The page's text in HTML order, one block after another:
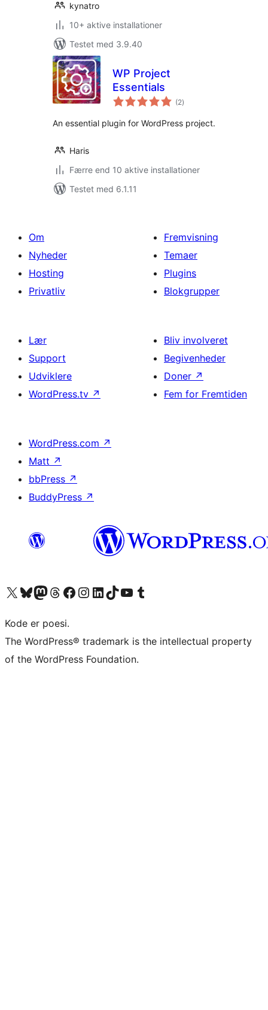
kynatro
10+ aktive installationer
Testet med 3.9.40
WP Project
Essentials
(2totale
bedømmelser
)
An essential plugin for WordPress project.
Haris
Færre end 10 aktive installationer
Testet med 6.1.11
Om
Nyheder
Hosting
Privatliv
Fremvisning
Temaer
Plugins
Blokgrupper
Lær
Support
Udviklere
WordPress.tv ↗
Bliv involveret
Begivenheder
Doner ↗
Fem for Fremtiden
WordPress.com ↗
Matt ↗
bbPress ↗
BuddyPress ↗
Besøg vores X (tidligere Twitter) konto
Besøg vores Bluesky-konto
Besøg vores Mastodon konto
Besøg vores Threads-konto
Besøg vores Facebook sideBesøg vores Instagram konto
Besøg vores LinkedIn konto
Besøg vores TikTok-konto
Besøg vores YouTube-kanalBesøg vores Tumblr-konto
Kode er poesi.
The WordPress® trademark is the intellectual property
of the WordPress Foundation.